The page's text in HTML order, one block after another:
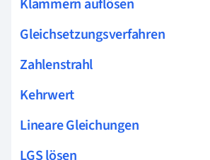
Klammern auflösen
Gleichsetzungsverfahren
Zahlenstrahl
Kehrwert
Lineare Gleichungen
LGS lösen